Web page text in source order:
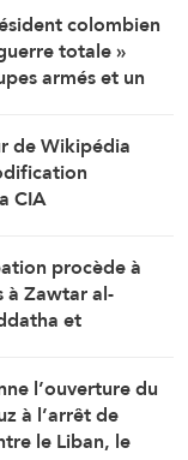
colombien
totale »
armés et un
de Wikipédia
CIA
procède à
à Zawtar al-
et
l’ouverture du
à l’arrêt de
le Liban, le